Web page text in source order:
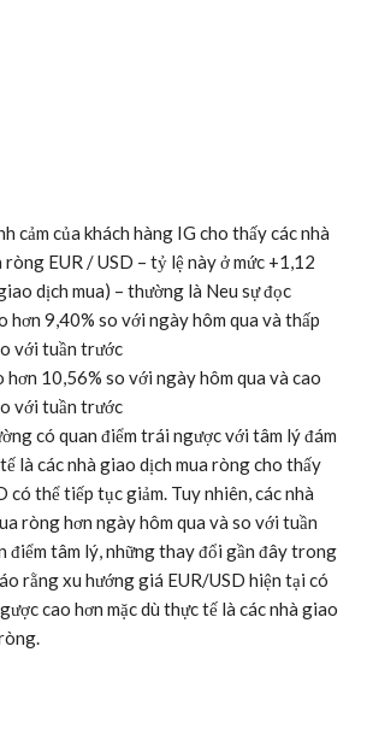
cảm của khách hàng IG cho thấy các nhà
EUR / USD – tỷ lệ này ở mức +1,12
dịch mua) – thường là Neu sự đọc
hơn 9,40% so với ngày hôm qua và thấp
với tuần trước
hơn 10,56% so với ngày hôm qua và cao
với tuần trước
có quan điểm trái ngược với tâm lý đám
là các nhà giao dịch mua ròng cho thấy
có thể tiếp tục giảm. Tuy nhiên, các nhà
ròng hơn ngày hôm qua và so với tuần
điểm tâm lý, những thay đổi gần đây trong
rằng xu hướng giá EUR/USD hiện tại có
cao hơn mặc dù thực tế là các nhà giao